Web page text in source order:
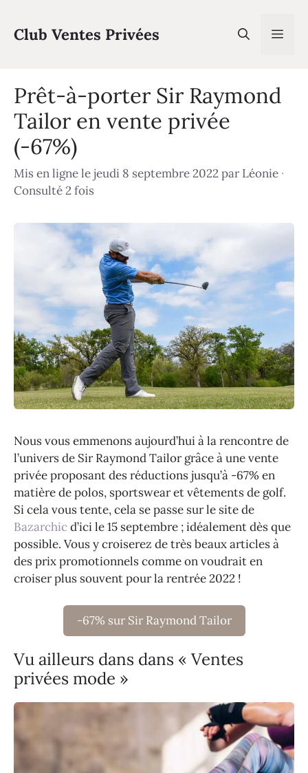
contenu
Club Ventes Privées
Prêt-à-porter Sir Raymond
Tailor en vente privée
(-67%)
Mis en ligne le jeudi 8 septembre 2022parLéonie ·
Consulté 2 fois
Nous vous emmenons aujourd’hui à la rencontre de
l’univers de Sir Raymond Tailor grâce à une vente
privée proposant des réductions jusqu’à -67% en
matière de polos, sportswear et vêtements de golf.
Si cela vous tente, cela se passe sur le site de
Bazarchicd’ici le 15 septembre ; idéalement dès que
possible. Vous y croiserez de très beaux articles à
des prix promotionnels comme on voudrait en
croiser plus souvent pour la rentrée 2022 !
-67% sur Sir Raymond Tailor
Vu ailleurs dans dans « Ventes
privées mode »